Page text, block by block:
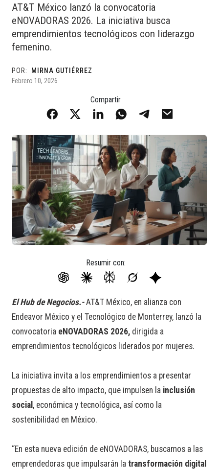
AT&T México lanzó la convocatoria
eNOVADORAS 2026. La iniciativa busca
emprendimientos tecnológicos con liderazgo
femenino.
POR:
MIRNA GUTIÉRREZ
Febrero 10, 2026
Compartir
Resumir con:
El Hub de Negocios.-AT&T México, en alianza con
Endeavor México y el Tecnológico de Monterrey, lanzó la
convocatoria eNOVADORAS 2026, dirigida a
emprendimientos tecnológicos liderados por mujeres.
La iniciativa invita a los emprendimientos a presentar
propuestas de alto impacto, que impulsen la inclusión
social , económica y tecnológica, así como la
sostenibilidad en México.
“En esta nueva edición de eNOVADORAS, buscamos a las
emprendedoras que impulsarán la transformación digital